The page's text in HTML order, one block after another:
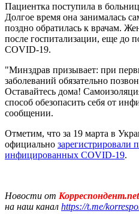
Пациентка поступила в
Долгое время она занималась
поздно обратилась к врачам.
после госпитализации, еще до
COVID-19.
"Минздрав призывает: при
заболеваний обязательно
Оставайтесь дома!
способ обезопасить себя от
сообщении.
Отметим, что за 19 марта в
официально зарегистрировали
инфицированных COVID-19.
Новости от Корреспондент.net
на наш канал https://t.me/